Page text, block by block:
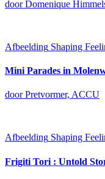
door Domenique
Afbeelding Shaping
Mini Parades in
door Pretvormer, ACCU
Afbeelding Shaping
Frigiti Tori : Untold